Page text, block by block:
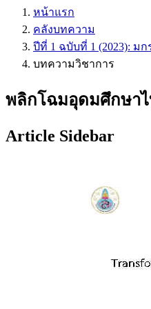
หน้าแรก
คลังบทความ
ปีที่ 1 ฉบับที่ 1 (2023): ม
บทความวิชาการ
พลิกโฉมอุดมศึกษา
Article Sidebar